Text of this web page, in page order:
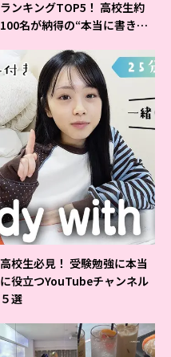
ランキングTOP5！ 高校生約
100名が納得の“本当に書きや
高校生必見！ 受験勉強に本当
に役立つYouTubeチャンネル
５選